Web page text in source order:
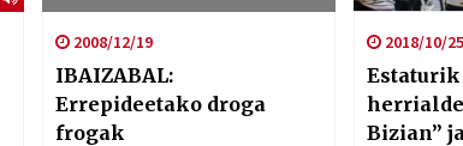
2008/12/19
IBAIZABAL:
Errepideetako droga
frogak
2018/10/25
Bizian”